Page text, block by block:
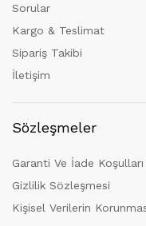
Sorular
Kargo & Teslimat
Sipariş Takibi
İletişim
Sözleşmeler
Garanti Ve İade Koşulları
Gizlilik Sözleşmesi
Kişisel Verilerin